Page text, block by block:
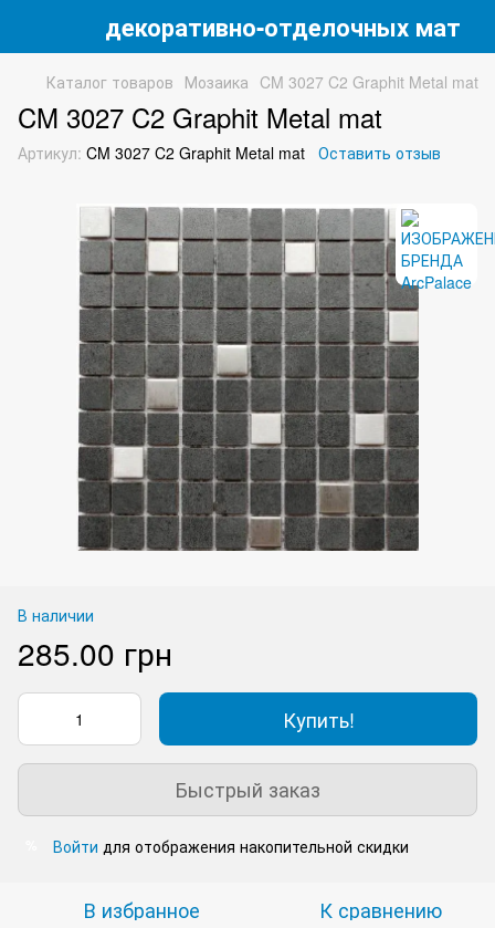
декоративно-отделочных
Каталог товаров Мозаика CM 3027 C2 Graphit Metal mat
CM 3027 C2 Graphit Metal mat
Артикул: CM 3027 C2 Graphit Metal mat Оставить отзыв
В наличии
285.00 грн
Купить!
Быстрый заказ
Войти для отображения накопительной скидки
В избранное К сравнению